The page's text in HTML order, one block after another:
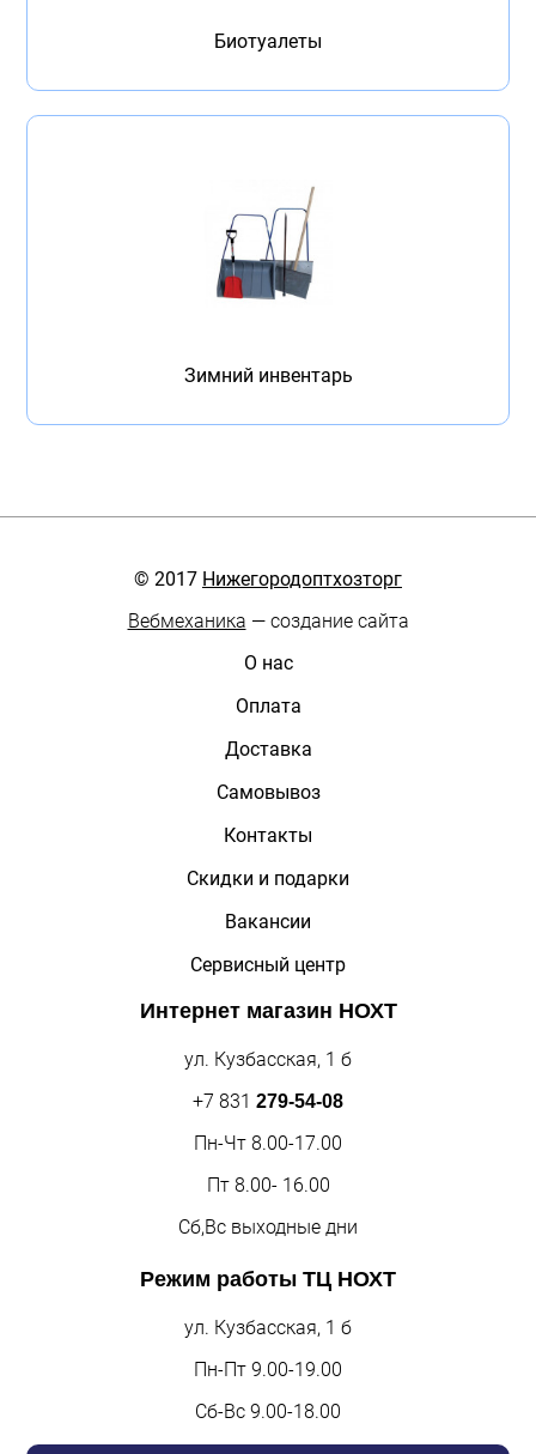
Биотуалеты
Зимний инвентарь
© 2017 Нижегородоптхозторг
Вебмеханика — создание сайта
О нас
Оплата
Доставка
Самовывоз
Контакты
Скидки и подарки
Вакансии
Сервисный центр
Интернет магазин НОХТ
ул. Кузбасская, 1 б
+7 831 279-54-08
Пн-Чт 8.00-17.00
Пт 8.00- 16.00
Сб,Вс выходные дни
Режим работы ТЦ НОХТ
ул. Кузбасская, 1 б
Пн-Пт 9.00-19.00
Сб-Вс 9.00-18.00